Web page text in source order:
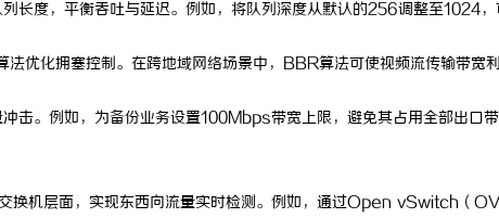
长度，平衡吞吐与延迟。例如，将队列深度从默认的256调整至1024
优化拥塞控制。在跨地域网络场景中，BBR算法可使视频流传输带宽
击。例如，为备份业务设置100Mbps带宽上限，避免其占用全部出口带
换机层面，实现东西向流量实时检测。例如，通过Open vSwitch（
天天给他免费派单？ 哪些行业秘诀？